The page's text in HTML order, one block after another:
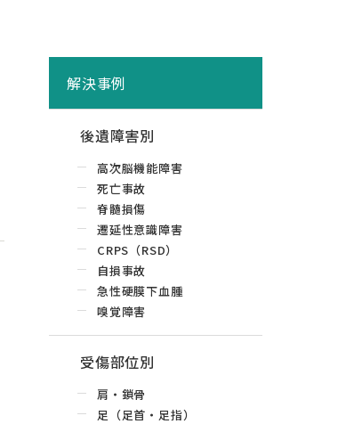
解決事例
後遺障害別
高次脳機能障害
死亡事故
脊髄損傷
遷延性意識障害
CRPS（RSD）
自損事故
急性硬膜下血腫
嗅覚障害
受傷部位別
肩・鎖骨
足（足首・足指）